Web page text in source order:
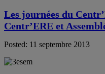
Les journées du
Centr’ERE et
Posted: 11 septembre 2013